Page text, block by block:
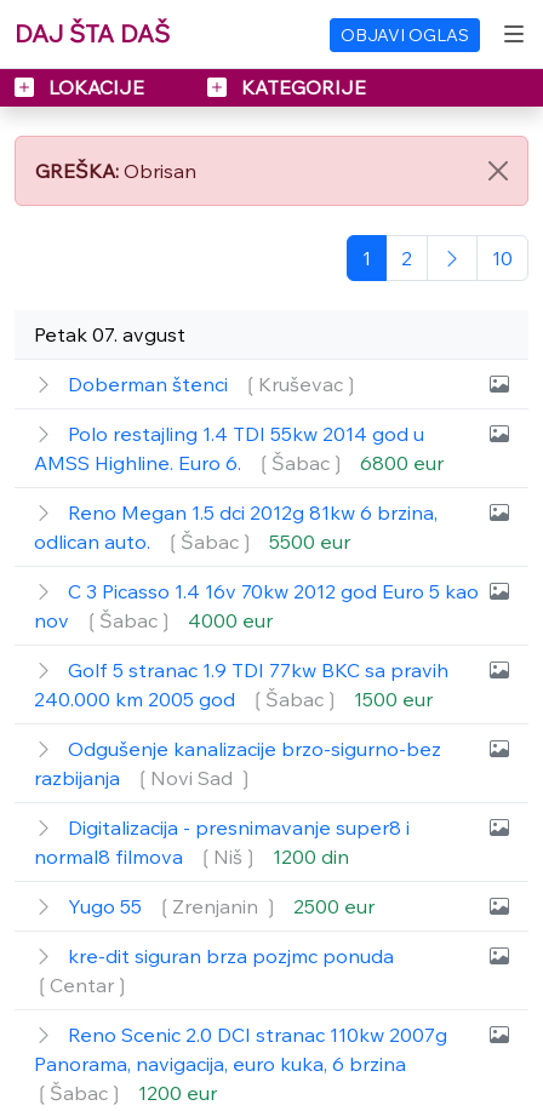
DAJ ŠTA DAŠ OBJAVI OGLAS
LOKACIJE KATEGORIJE
GREŠKA: Obrisan
1 2 10
Petak 07. avgust
Doberman štenci ❲Kruševac❳
Polo restajling 1.4 TDI 55kw 2014 god u
AMSS Highline. Euro 6.
❲Šabac❳ 6800 eur
Reno Megan 1.5 dci 2012g 81kw 6 brzina,
odlican auto.
❲Šabac❳ 5500 eur
C 3 Picasso 1.4 16v 70kw 2012 god Euro 5 kao
nov
❲Šabac❳ 4000 eur
Golf 5 stranac 1.9 TDI 77kw BKC sa pravih
240.000 km 2005 god
❲Šabac❳ 1500 eur
Odgušenje kanalizacije brzo-sigurno-bez
razbijanja
❲Novi Sad ❳
Digitalizacija - presnimavanje super8 i
normal8 filmova
❲Niš❳ 1200 din
Yugo 55 ❲Zrenjanin ❳ 2500 eur
kre-dit siguran brza pozjmc ponuda
❲Centar❳
Reno Scenic 2.0 DCI stranac 110kw 2007g
Panorama, navigacija, euro kuka, 6 brzina
❲Šabac❳
1200 eur